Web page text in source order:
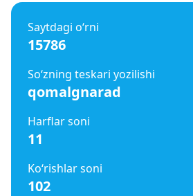
Saytdagi o‘rni
15786
So‘zning teskari yozilishi
qomalgnarad
Harflar soni
11
Ko‘rishlar soni
102